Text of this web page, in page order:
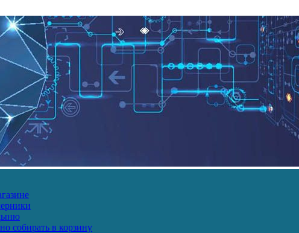
собирать в корзину